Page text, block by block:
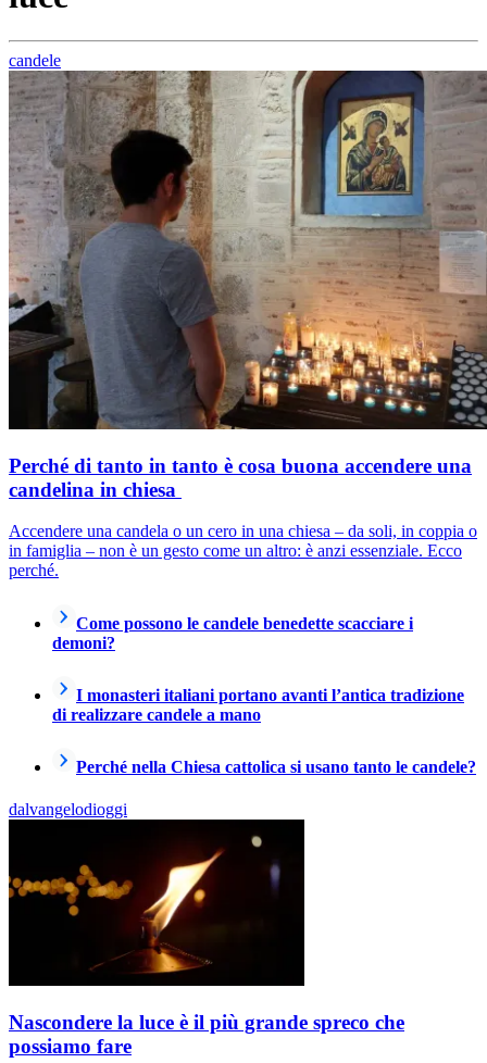
candele
Perché di tanto in tanto è cosa buona accendere una
candelina in chiesa
Accendere una candela o un cero in una chiesa – da soli, in coppia o
in famiglia – non è un gesto come un altro: è anzi essenziale. Ecco
perché.
Come possono le candele benedette scacciare i
demoni?
I monasteri italiani portano avanti l’antica tradizione
di realizzare candele a mano
Perché nella Chiesa cattolica si usano tanto le candele?
dalvangelodioggi
Nascondere la luce è il più grande spreco che
possiamo fare